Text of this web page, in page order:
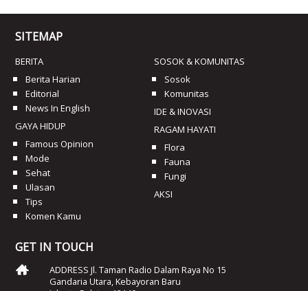
SITEMAP
BERITA
Berita Harian
Editorial
News In English
GAYA HIDUP
Famous Opinion
Mode
Sehat
Ulasan
Tips
Komen Kamu
SOSOK & KOMUNITAS
Sosok
Komunitas
IDE & INOVASI
RAGAM HAYATI
Flora
Fauna
Fungi
AKSI
GET IN TOUCH
ADDRESS Jl. Taman Radio Dalam Raya No 15
Gandaria Utara, Kebayoran Baru